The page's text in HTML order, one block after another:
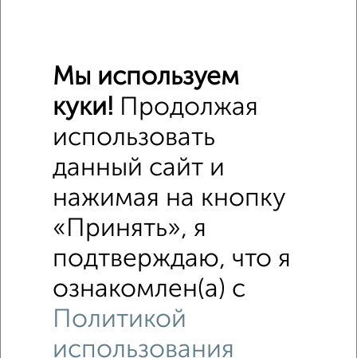
Мы используем
куки! Продолжая
использовать
данный сайт и
нажимая на кнопку
«Принять», я
подтверждаю, что я
ознакомлен(а) с
Политикой
использования